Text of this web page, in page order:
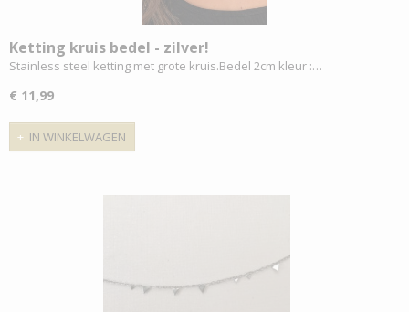
Ketting kruis bedel - zilver!
Stainless steel ketting met grote kruis.Bedel 2cm kleur :…
€ 11,99
IN WINKELWAGEN